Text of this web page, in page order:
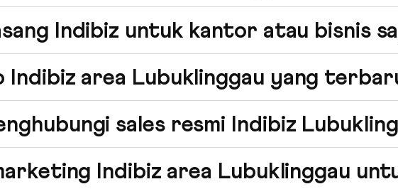
Indibiz untuk kantor atau bisnis
Indibiz area Lubuklinggau yang
sales resmi Indibiz
Indibiz area Lubuklinggau